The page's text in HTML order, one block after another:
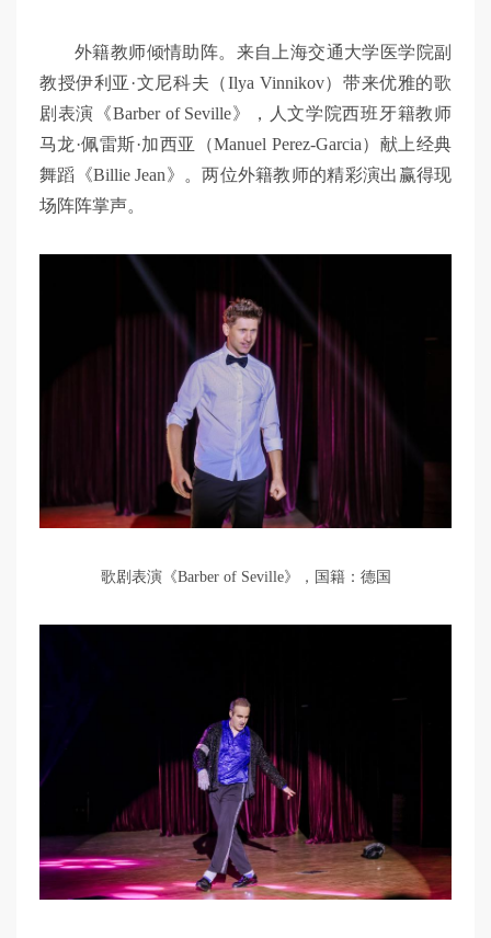
外籍教师倾情助阵。来自上海交通大学医学院副
教授伊利亚·文尼科夫（Ilya Vinnikov）带来优雅的歌
剧表演《Barber of Seville》，人文学院西班牙籍教师
马龙·佩雷斯·加西亚（Manuel Perez-Garcia）献上经典
舞蹈‌《Billie Jean》。两位外籍教师的精彩演出赢得现
场阵阵掌声。
歌剧表演《Barber of Seville》，国籍：德国